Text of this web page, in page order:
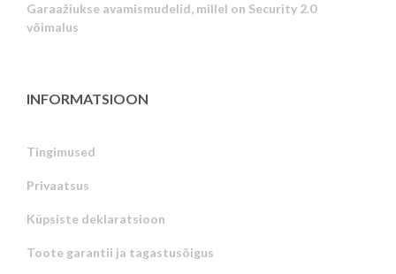
Garaažiukse avamismudelid, millel on Security 2.0
võimalus
INFORMATSIOON
Tingimused
Privaatsus
Küpsiste deklaratsioon
Toote garantii ja tagastusõigus